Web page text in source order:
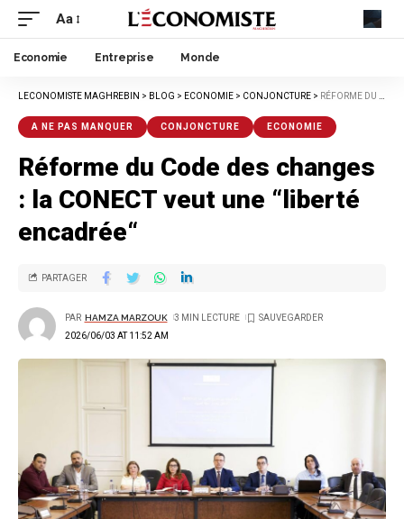
Aa
Economie Entreprise Monde
LECONOMISTE MAGHREBIN > BLOG > ECONOMIE > CONJONCTURE > RÉFORME DU CODE DES CHANGES : LA CONECT VEUT UNE “LIBERTÉ ENCADRÉE“
A NE PAS MANQUER CONJONCTURE ECONOMIE
Réforme du Code des changes
: la CONECT veut une “liberté
encadrée“
2026/06/03 AT 11:52 AM
PAR HAMZA MARZOUK 3 MIN LECTURE
PARTAGER